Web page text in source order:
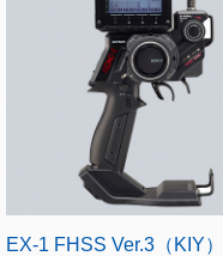
EX-1 FHSS Ver.3（KIY